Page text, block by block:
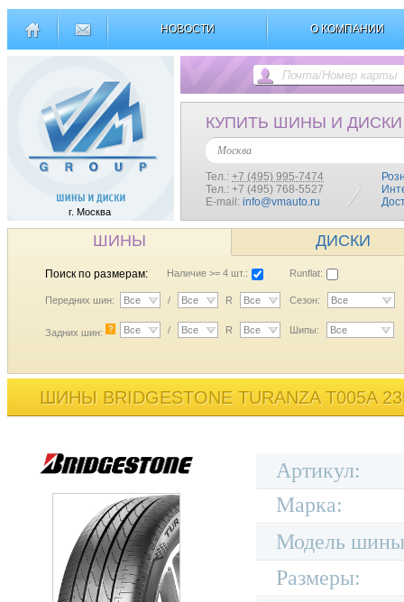
НОВОСТИ О КОМПАНИИ
г. Москва
КУПИТЬ ШИНЫ И ДИСКИ
Москва
Тел.: +7 (495) 995-7474
Тел.: +7 (495) 768-5527
E-mail: info@vmauto.ru
ШИНЫ ДИСКИ
Поиск по размерам: Наличие >= 4 шт.: Runflat:
Передних шин: Все / Все R Все Сезон: Все
Задних шин: ? Все / Все R Все Шипы: Все
ШИНЫ BRIDGESTONE TURANZA T005A
Артикул:
Марка:
Модель
Размеры: